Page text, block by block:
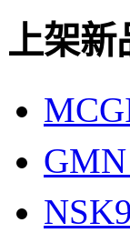
上架新